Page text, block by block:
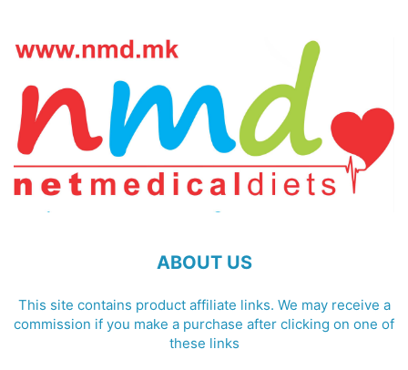
ABOUT US
This site contains product affiliate links. We may receive a
commission if you make a purchase after clicking on one of
these links